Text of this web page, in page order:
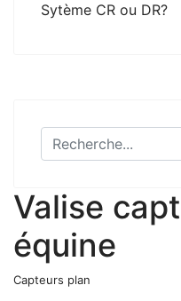
Sytème CR ou DR?
Valise
équine
Capteurs plan